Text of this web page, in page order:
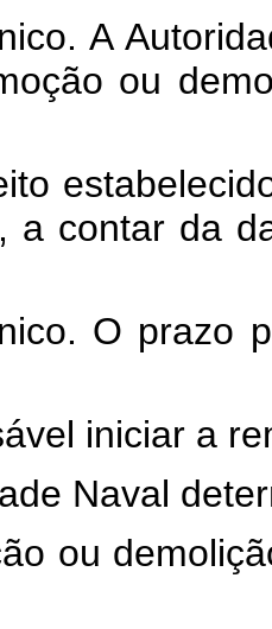
A
ou
a contar da
O prazo
iniciar a
Naval
ou